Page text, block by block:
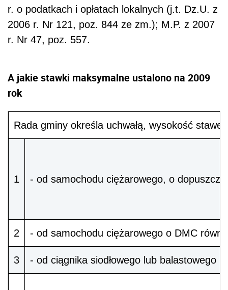
r. o podatkach i opłatach lokalnych (j.t. Dz.U. z
2006 r. Nr 121, poz. 844 ze zm.); M.P. z 2007
r. Nr 47, poz. 557.
A jakie stawki maksymalne ustalono na 2009
rok
Rada gminy określa uchwałą, wysokość
1 - od samochodu ciężarowego, o
2 - od samochodu ciężarowego o DMC
3 - od ciągnika siodłowego lub balastowego